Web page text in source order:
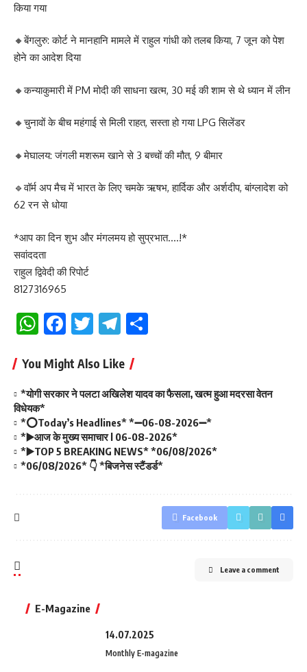
किया गया
🔸बेंगलुरु: कोर्ट ने मानहानि मामले में राहुल गांधी को तलब किया, 7 जून को पेश
होने का आदेश दिया
🔸कन्याकुमारी में PM मोदी की साधना खत्म, 30 मई की शाम से थे ध्यान में लीन
🔸चुनावों के बीच महंगाई से मिली राहत, सस्ता हो गया LPG सिलेंडर
🔸मेघालय: जंगली मशरूम खाने से 3 बच्चों की मौत, 9 बीमार
🔹वॉर्म अप मैच में भारत के लिए चमके ऋषभ, हार्दिक और अर्शदीप, बांग्लादेश को
62 रन से धोया
*आप का दिन शुभ और मंगलमय हो सुप्रभात….!*
सवांददता
राहुल द्विवेदी की रिपोर्ट
8127316965
WhatsApp
Facebook
TwitterTelegram
You Might Also Like
*योगी सरकार ने पलटा अखिलेश यादव का फैसला, खत्म हुआ मदरसा वेतन
विधेयक*
*⭕Today’s Headlines* *➖06-08-2026➖*
*▶️आज के मुख्य समाचार l 06-08-2026*
*▶️TOP 5 BREAKING NEWS* *06/08/2026*
*06/08/2026* 👇 *बिजनेस स्टैंडर्ड*
Facebook
Leave a comment
E-Magazine
14.07.2025
Monthly E-magazine